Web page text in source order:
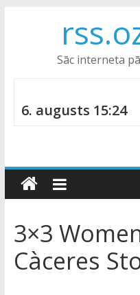
Sāc interneta
6. augusts 15:24
3×3
Càceres